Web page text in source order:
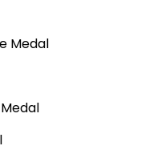
Medal